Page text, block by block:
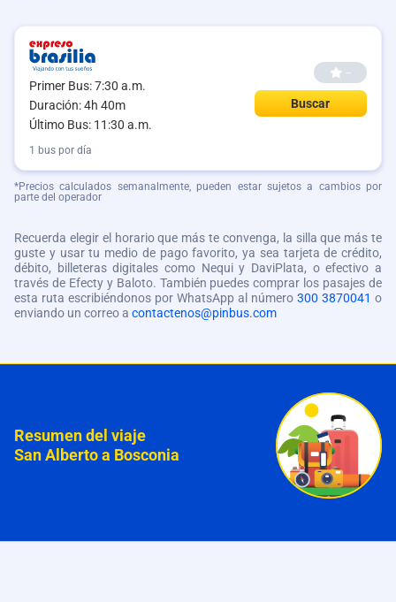
Primer Bus: 7:30 a.m.
Duración: 4h 40m
Último Bus: 11:30 a.m.
--
Buscar
1 bus por día
*Precios calculados semanalmente, pueden estar sujetos a cambios por
parte del operador
Recuerda elegir el horario que más te convenga, la silla que más te
guste y usar tu medio de pago favorito, ya sea tarjeta de crédito,
débito, billeteras digitales como Nequi y DaviPlata, o efectivo a
través de Efecty y Baloto. También puedes comprar los pasajes de
esta ruta escribiéndonos por WhatsApp al número 300 3870041 o
enviando un correo a contactenos@pinbus.com
Resumen del viaje
San Alberto a Bosconia